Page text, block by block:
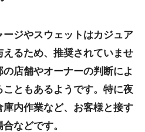
ージやスウェットはカジュア
えるため、推奨されていませ
の店舗やオーナーの判断によ
こともあるようです。特に夜
内作業など、お客様と接す
などです。